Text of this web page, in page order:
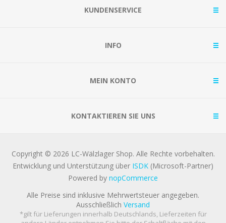
KUNDENSERVICE
INFO
MEIN KONTO
KONTAKTIEREN SIE UNS
Copyright © 2026 LC-Wälzlager Shop. Alle Rechte vorbehalten.
Entwicklung und Unterstützung über ISDK (Microsoft-Partner)
Powered by nopCommerce
Alle Preise sind inklusive Mehrwertsteuer angegeben.
Ausschließlich Versand
*gilt für Lieferungen innerhalb Deutschlands, Lieferzeiten für